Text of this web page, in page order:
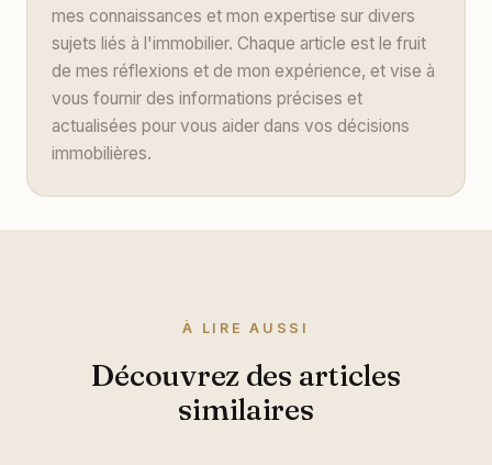
mes connaissances et mon expertise sur divers
sujets liés à l'immobilier. Chaque article est le fruit
de mes réflexions et de mon expérience, et vise à
vous fournir des informations précises et
actualisées pour vous aider dans vos décisions
immobilières.
À LIRE AUSSI
Découvrez des articles
similaires